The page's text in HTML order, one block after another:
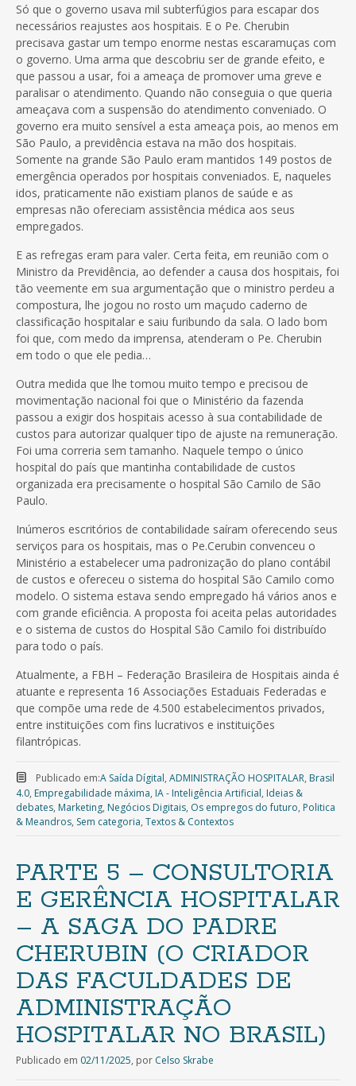
Só que o governo usava mil subterfúgios para escapar dos
necessários reajustes aos hospitais. E o Pe. Cherubin
precisava gastar um tempo enorme nestas escaramuças com
o governo. Uma arma que descobriu ser de grande efeito, e
que passou a usar, foi a ameaça de promover uma greve e
paralisar o atendimento. Quando não conseguia o que queria
ameaçava com a suspensão do atendimento conveniado. O
governo era muito sensível a esta ameaça pois, ao menos em
São Paulo, a previdência estava na mão dos hospitais.
Somente na grande São Paulo eram mantidos 149 postos de
emergência operados por hospitais conveniados. E, naqueles
idos, praticamente não existiam planos de saúde e as
empresas não ofereciam assistência médica aos seus
empregados.
E as refregas eram para valer. Certa feita, em reunião com o
Ministro da Previdência, ao defender a causa dos hospitais, foi
tão veemente em sua argumentação que o ministro perdeu a
compostura, lhe jogou no rosto um maçudo caderno de
classificação hospitalar e saiu furibundo da sala. O lado bom
foi que, com medo da imprensa, atenderam o Pe. Cherubin
em todo o que ele pedia…
Outra medida que lhe tomou muito tempo e precisou de
movimentação nacional foi que o Ministério da fazenda
passou a exigir dos hospitais acesso à sua contabilidade de
custos para autorizar qualquer tipo de ajuste na remuneração.
Foi uma correria sem tamanho. Naquele tempo o único
hospital do país que mantinha contabilidade de custos
organizada era precisamente o hospital São Camilo de São
Paulo.
Inúmeros escritórios de contabilidade saíram oferecendo seus
serviços para os hospitais, mas o Pe.Cerubin convenceu o
Ministério a estabelecer uma padronização do plano contábil
de custos e ofereceu o sistema do hospital São Camilo como
modelo. O sistema estava sendo empregado há vários anos e
com grande eficiência. A proposta foi aceita pelas autoridades
e o sistema de custos do Hospital São Camilo foi distribuído
para todo o país.
Atualmente, a FBH – Federação Brasileira de Hospitais ainda é
atuante e representa 16 Associações Estaduais Federadas e
que compõe uma rede de 4.500 estabelecimentos privados,
entre instituições com fins lucrativos e instituições
filantrópicas.
Publicado em:A Saída Dígital, ADMINISTRAÇÃO HOSPITALAR, Brasil
4.0, Empregabilidade máxima, IA - Inteligência Artificial, Ideias &
debates, Marketing, Negócios Digitais, Os empregos do futuro, Politica
& Meandros, Sem categoria, Textos & Contextos
PARTE 5 – CONSULTORIA
E GERÊNCIA HOSPITALAR
– A SAGA DO PADRE
CHERUBIN (O CRIADOR
DAS FACULDADES DE
ADMINISTRAÇÃO
HOSPITALAR NO BRASIL)
Publicado em 02/11/2025, por Celso Skrabe